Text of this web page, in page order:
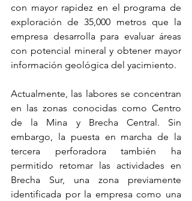
con mayor rapidez en el programa de
exploración de 35,000 metros que la
empresa desarrolla para evaluar áreas
con potencial mineral y obtener mayor
información geológica del yacimiento.
Actualmente, las labores se concentran
en las zonas conocidas como Centro
de la Mina y Brecha Central. Sin
embargo, la puesta en marcha de la
tercera perforadora también ha
permitido retomar las actividades en
Brecha Sur, una zona previamente
identificada por la empresa como una